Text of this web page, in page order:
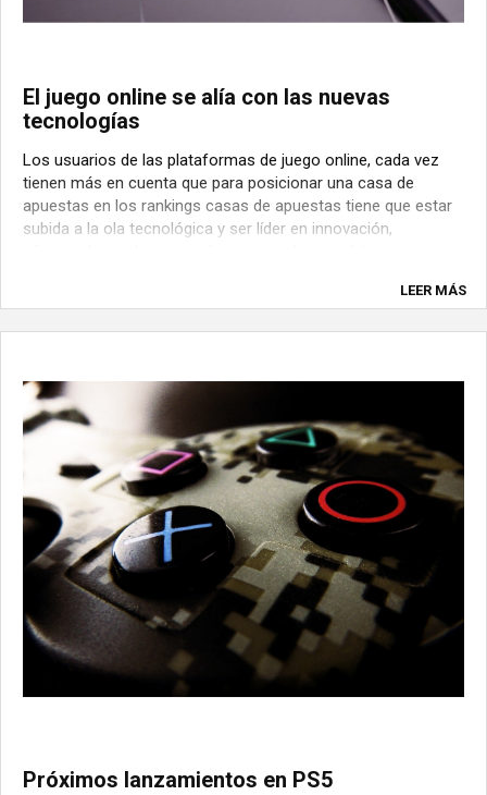
El juego online se alía con las nuevas
tecnologías
Los usuarios de las plataformas de juego online, cada vez
tienen más en cuenta que para posicionar una casa de
apuestas en los rankings casas de apuestas tiene que estar
subida a la ola tecnológica y ser líder en innovación,
LEER MÁS
Próximos lanzamientos en PS5